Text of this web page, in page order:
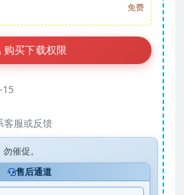
免费
购买下载权限
客服或反馈
催促。
售后通道